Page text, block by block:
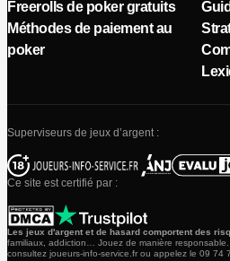
Freerolls de poker gratuits
Méthodes de paiement au
poker
Superviseurs de jeux d’argent :
Ce site est certifié par :
Les jeux d'argent et de hasard comportent des
familiaux, addiction… Jouez de manière
consultez joueurs-info-service.fr ou appelez le 09 74